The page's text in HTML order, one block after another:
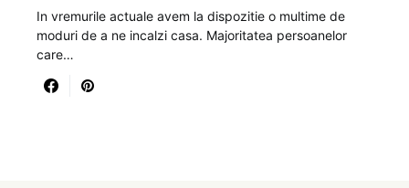
In vremurile actuale avem la dispozitie o multime de
moduri de a ne incalzi casa. Majoritatea persoanelor
care…